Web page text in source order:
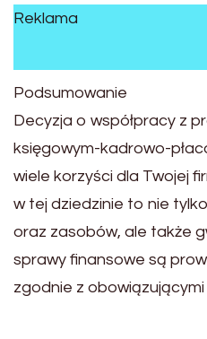
Reklama
Podsumowanie
Decyzja o współpracy z
księgowym-kadrowo-
wiele korzyści dla Twojej
w tej dziedzinie to nie
oraz zasobów, ale także
sprawy finansowe są
zgodnie z obowiązującymi